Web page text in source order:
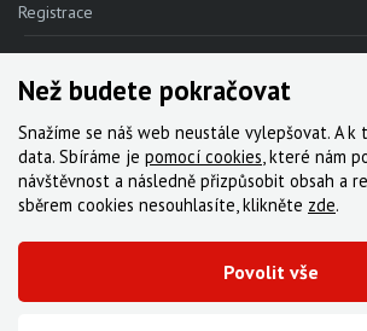
Registrace
Reklamace
Kde nakoupit
Kontakt
Servis
Ke stažení
© 2000-2026 Všechna práva vyhrazena,Cyklo
Než budete pokračovat
Snažíme se náš web neustále vylepšovat. A
data. Sbíráme je pomocí cookies, které nám
návštěvnost a následně přizpůsobit obsah a
sběrem cookies nesouhlasíte, klikněte zde.
Povolit vše